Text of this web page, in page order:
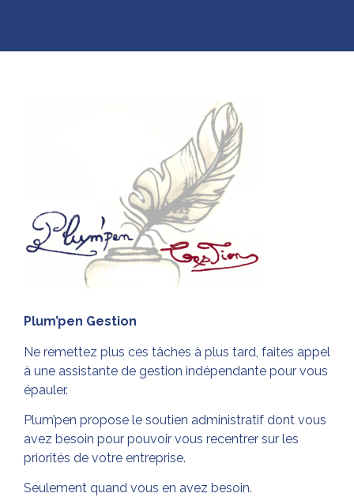
Plum’pen Gestion
Ne remettez plus ces tâches à plus tard, faites appel
à une assistante de gestion indépendante pour vous
épauler.
Plum’pen propose le soutien administratif dont vous
avez besoin pour pouvoir vous recentrer sur les
priorités de votre entreprise.
Seulement quand vous en avez besoin.